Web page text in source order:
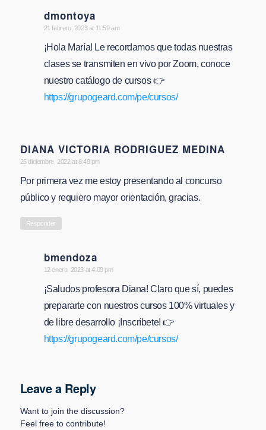
dmontoya
says:
21 febrero, 2023 at 11:59 am
¡Hola María! Le recordamos que todas nuestras
clases se transmiten en vivo por Zoom, conoce
nuestro catálogo de cursos 👉
https://grupogeard.com/pe/cursos/
DIANA VICTORIA RODRIGUEZ MEDINA
says:
25 diciembre, 2022 at 8:49 pm
Por primera vez me estoy presentando al concurso
público y requiero mayor orientación, gracias.
Responder
bmendoza
says:
12 enero, 2023 at 4:09 pm
¡Saludos profesora Diana! Claro que sí, puedes
prepararte con nuestros cursos 100% virtuales y
de libre desarrollo ¡Inscríbete! 👉
https://grupogeard.com/pe/cursos/
Leave a Reply
Want to join the discussion?
Feel free to contribute!